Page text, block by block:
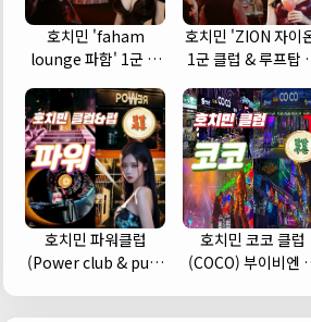
호치민 'faham
lounge 파함' 1군 클
호치민 'ZION 자이
1군 클럽 & 루프탑
호치민 파워클럽
(Power club & pub)
호치민 코코 클럽
(COCO) 부이비엔